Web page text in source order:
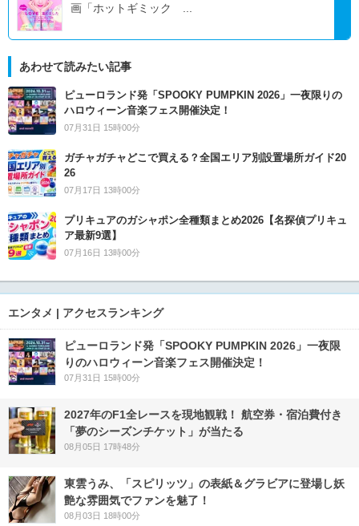
画「ホットギミック ...
あわせて読みたい記事
ピューロランド発「SPOOKY PUMPKIN 2026」一夜限りの
ハロウィーン音楽フェス開催決定！
07月31日 15時00分
ガチャガチャどこで買える？全国エリア別設置場所ガイド20
26
07月17日 13時00分
プリキュアのガシャポン全種類まとめ2026【名探偵プリキュ
ア最新9選】
07月16日 13時00分
エンタメ | アクセスランキング
ピューロランド発「SPOOKY PUMPKIN 2026」一夜限
りのハロウィーン音楽フェス開催決定！
07月31日 15時00分
2027年のF1全レースを現地観戦！ 航空券・宿泊費付き
「夢のシーズンチケット」が当たる
08月05日 17時48分
東雲うみ、「スピリッツ」の表紙＆グラビアに登場し妖
艶な雰囲気でファンを魅了！
08月03日 18時00分